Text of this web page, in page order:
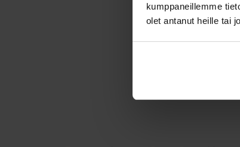
kumppaneillemme
olet antanut heille tai